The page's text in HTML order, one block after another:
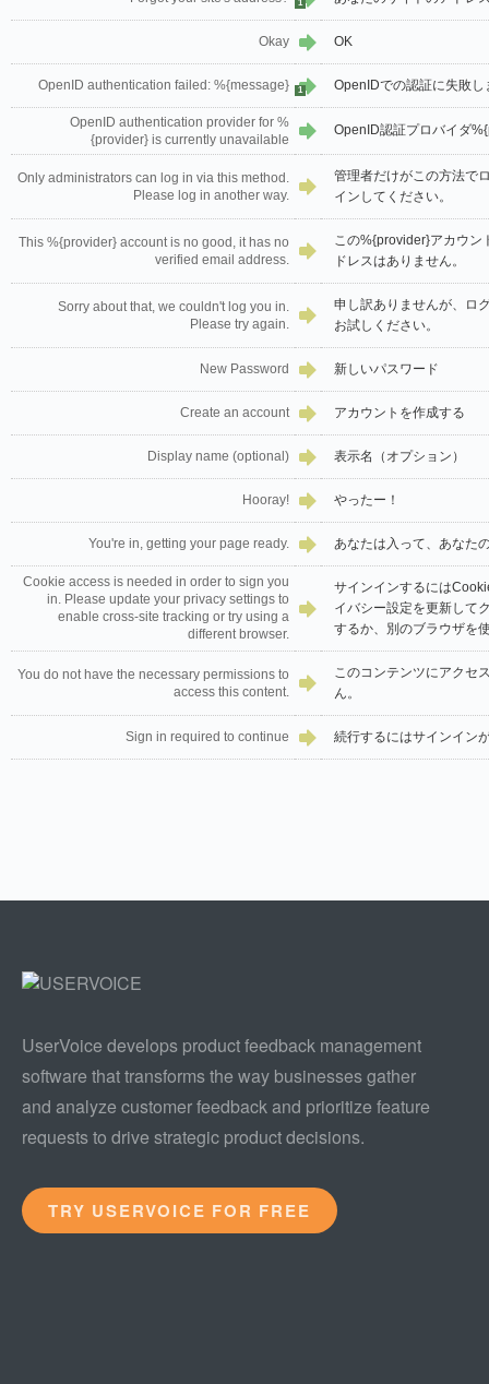
1
Okay OK
OpenID authentication failed: %{message} 1 OpenIDでの認証に失敗
OpenID authentication provider for %
{provider} is currently unavailable
OpenID認証プロバイダ
Only administrators can log in via this method.
Please log in another way.
管理者だけがこの方法で
インしてください。
This %{provider} account is no good, it has no
verified email address.
この%{provider}アカウン
ドレスはありません。
Sorry about that, we couldn't log you in.
Please try again.
申し訳ありませんが、ロ
お試しください。
New Password 新しいパスワード
Create an account アカウントを作成する
Display name (optional) 表示名（オプション）
Hooray! やったー！
You're in, getting your page ready. あなたは入って、あなた
Cookie access is needed in order to sign you
in. Please update your privacy settings to
enable cross-site tracking or try using a
different browser.
サインインするには
イバシー設定を更新して
するか、別のブラウザを
You do not have the necessary permissions to
access this content.
このコンテンツにアクセ
ん。
Sign in required to continue 続行するにはサインイン
UserVoice develops product feedback management
software that transforms the way businesses gather
and analyze customer feedback and prioritize feature
requests to drive strategic product decisions.
TRY USERVOICE FOR FREE